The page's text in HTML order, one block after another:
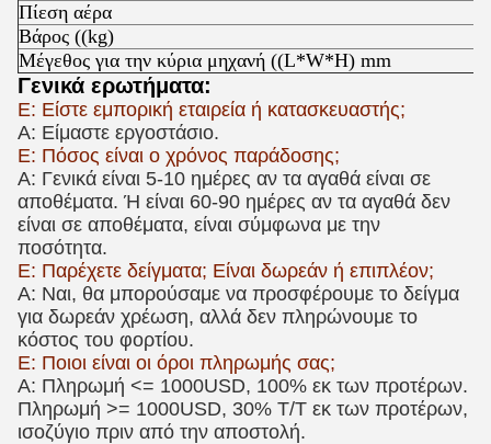
Πίεση αέρα
Βάρος ((kg)
Μέγεθος για την κύρια μηχανή ((L*W*H) mm
Γενικά ερωτήματα:
Ε: Είστε εμπορική εταιρεία ή κατασκευαστής;
Α: Είμαστε εργοστάσιο.
Ε: Πόσος είναι ο χρόνος παράδοσης;
A: Γενικά είναι 5-10 ημέρες αν τα αγαθά είναι σε
αποθέματα. Ή είναι 60-90 ημέρες αν τα αγαθά δεν
είναι σε αποθέματα, είναι σύμφωνα με την
ποσότητα.
Ε: Παρέχετε δείγματα; Είναι δωρεάν ή επιπλέον;
Α: Ναι, θα μπορούσαμε να προσφέρουμε το δείγμα
για δωρεάν χρέωση, αλλά δεν πληρώνουμε το
κόστος του φορτίου.
Ε: Ποιοι είναι οι όροι πληρωμής σας;
Α: Πληρωμή <= 1000USD, 100% εκ των προτέρων.
Πληρωμή >= 1000USD, 30% T/T εκ των προτέρων,
ισοζύγιο πριν από την αποστολή.